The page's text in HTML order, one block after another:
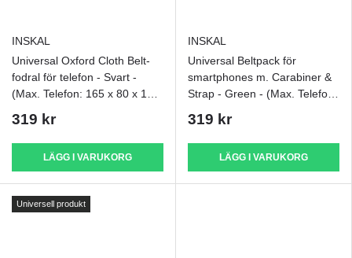
INSKAL
Universal Oxford Cloth Belt-
fodral för telefon - Svart -
(Max. Telefon: 165 x 80 x 15
319 kr
LÄGG I VARUKORG
INSKAL
Universal Beltpack för
smartphones m. Carabiner &
Strap - Green - (Max. Telefon:
170 x 95 x 15 mm)
319 kr
LÄGG I VARUKORG
Universell produkt